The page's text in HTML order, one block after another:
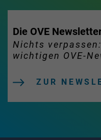
Die OVE
Nichts
wichtigen OVE-
ZUR